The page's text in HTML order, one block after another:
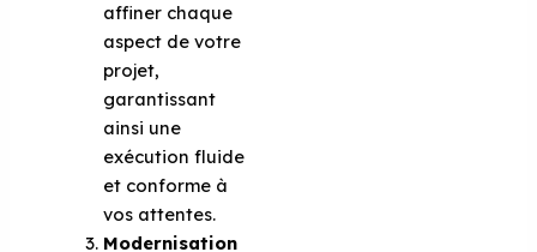
affiner chaque
aspect de votre
projet,
garantissant
ainsi une
exécution fluide
et conforme à
vos attentes.
Modernisation